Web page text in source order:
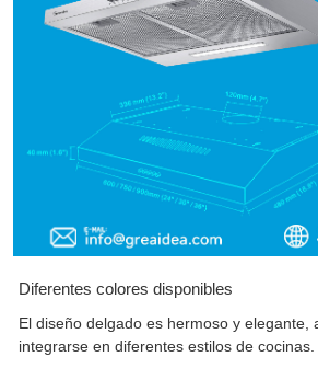
Diferentes colores disponibles
El diseño delgado es hermoso y elegante,
integrarse en diferentes estilos de cocinas.